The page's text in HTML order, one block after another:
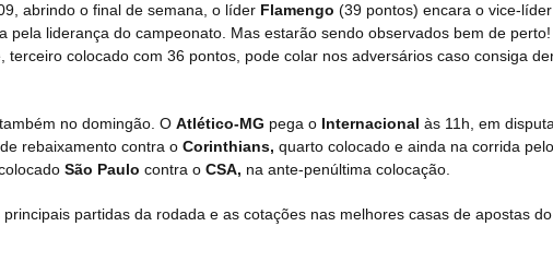
abrindo o final de semana, o líder Flamengo (39 pontos) encara o vice-líder
pela liderança do campeonato. Mas estarão sendo observados bem de
terceiro colocado com 36 pontos, pode colar nos adversários caso consiga
no domingão. O Atlético-MG pega o Internacional às 11h, em
rebaixamento contra o Corinthians, quarto colocado e ainda na corrida
São Paulo contra o CSA, na ante-penúltima colocação.
principais partidas da rodada e as cotações nas melhores casas de apostas